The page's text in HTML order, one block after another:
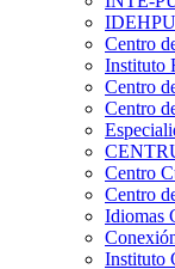
Centro
Instituto
Centro
Centro
Centro
Centro
Idiomas
Instituto